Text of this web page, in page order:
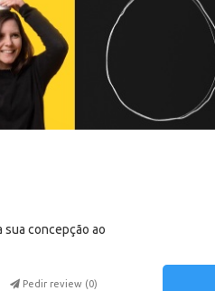
concepção ao
Pedir review (0)